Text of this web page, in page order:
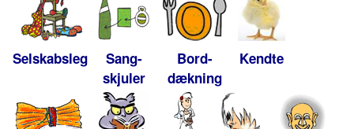
Selskabsleg
Sang-
skjuler
Bord-
dækning
Kendte